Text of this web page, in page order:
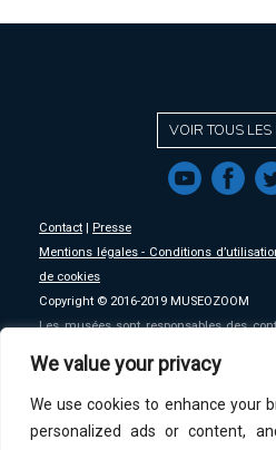
We value your privacy
We use cookies to enhance your
personalized ads or content,
VOIR TOUS LES
f a
Contact | Presse
Mentions légales - Conditions
de cookies
Copyright © 2016-2019 MUSEOZOOM
Les musées sont responsables des
An initative of